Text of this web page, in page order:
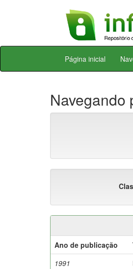
Skip
Página inicial
Navegando
Ano de publicação
1991